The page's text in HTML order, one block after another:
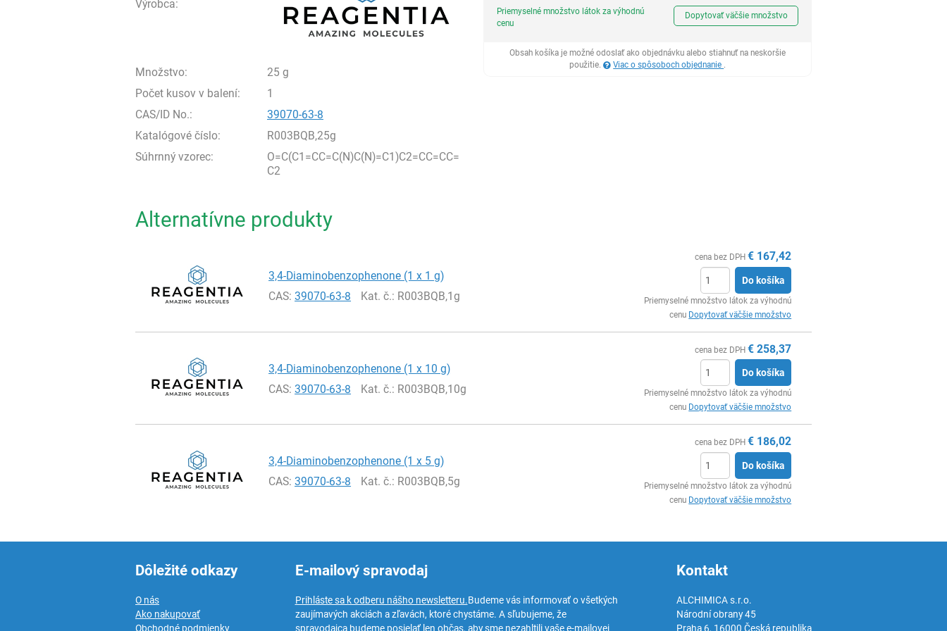
Výrobca:
Množstvo:
25 g
Počet kusov v balení:
1
CAS/ID No.:
39070-63-8
Katalógové číslo:
R003BQB,25g
Súhrnný vzorec:
O=C(C1=CC=C(N)C(N)=C1)C2=CC=CC=
C2
Ks
Priemyselné množstvo látok za výhodnú
cenu
Dopytovať väčšie množstvo
Obsah košíka je možné odoslať ako objednávku alebo stiahnuť na neskoršie
použitie.
Viac o spôsoboch objednanie .
Alternatívne produkty
3,4-Diaminobenzophenone (1 x 1 g)
CAS:39070-63-8 Kat. č.: R003BQB,1g
cena bez DPH € 167,42
Do košíka
Priemyselné množstvo látok za výhodnú
cenu Dopytovať väčšie množstvo
3,4-Diaminobenzophenone (1 x 10 g)
CAS:39070-63-8 Kat. č.: R003BQB,10g
cena bez DPH € 258,37
Do košíka
Priemyselné množstvo látok za výhodnú
cenu Dopytovať väčšie množstvo
3,4-Diaminobenzophenone (1 x 5 g)
CAS:39070-63-8 Kat. č.: R003BQB,5g
cena bez DPH € 186,02
Do košíka
Priemyselné množstvo látok za výhodnú
cenu Dopytovať väčšie množstvo
Dôležité odkazy
O nás
Ako nakupovať
Obchodné podmienky
E-mailový spravodaj
Prihláste sa k odberu nášho newsletteru.Budeme vás informovať o všetkých
zaujímavých akciách a zľavách, ktoré chystáme. A sľubujeme, že
spravodajca budeme posielať len občas, aby sme nezahltili vaše e-mailovej
Kontakt
ALCHIMICA s.r.o.
Národní obrany 45
Praha 6, 16000 Česká republika